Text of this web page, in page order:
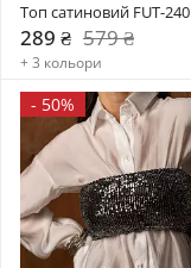
Топ сатиновий FUT-240
289 ₴ 579 ₴
+ 3 кольори
- 50%